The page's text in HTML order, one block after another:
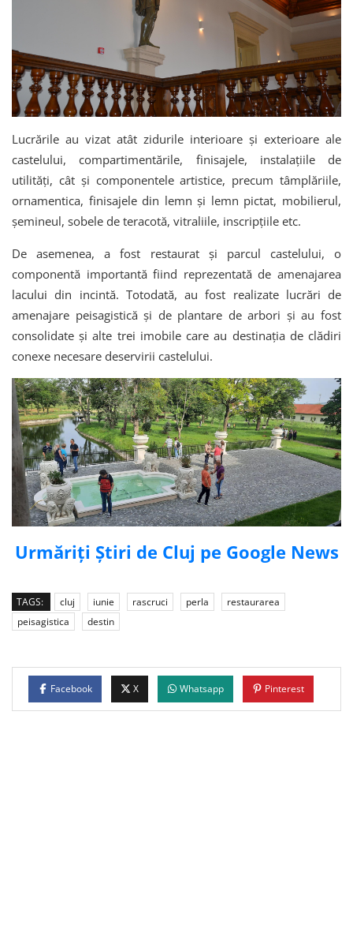
Lucrările au vizat atât zidurile interioare și exterioare ale
castelului, compartimentările, finisajele, instalațiile de
utilități, cât și componentele artistice, precum tâmplăriile,
ornamentica, finisajele din lemn și lemn pictat, mobilierul,
șemineul, sobele de teracotă, vitraliile, inscripțiile etc.
De asemenea, a fost restaurat și parcul castelului, o
componentă importantă fiind reprezentată de amenajarea
lacului din incintă. Totodată, au fost realizate lucrări de
amenajare peisagistică și de plantare de arbori și au fost
consolidate și alte trei imobile care au destinația de clădiri
conexe necesare deservirii castelului.
Urmăriți Știri de Cluj pe Google News
TAGS: cluj iunie rascruci perla
restaurarea
peisagistica
destin
Facebook X Whatsapp Pinterest